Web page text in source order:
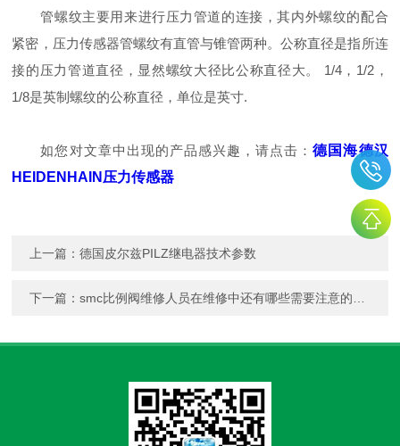
管螺纹主要用来进行压力管道的连接，其内外螺纹的配合
紧密，压力传感器管螺纹有直管与锥管两种。公称直径是指所连
接的压力管道直径，显然螺纹大径比公称直径大。
1/4，1/2，
1/8是英制螺纹的公称直径，单位是英寸.
如您对文章中出现的产品感兴趣，请点击：德国海德汉
HEIDENHAIN压力传感器
上一篇：德国皮尔兹PILZ继电器技术参数
下一篇：smc比例阀维修人员在维修中还有哪些需要注意的问题